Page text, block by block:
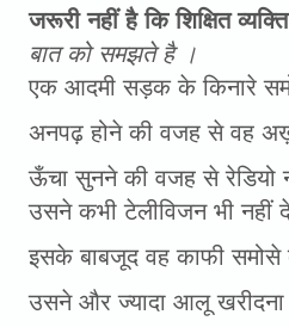
जरूरी नहीं है कि शिक्षित
बात को समझते है ।
एक आदमी सड़क के किनारे
अनपढ़ होने की वजह से वह
ऊँचा सुनने की वजह से
उसने कभी टेलीविजन भी नहीं
इसके बाबजूद वह काफी समोसे
उसने और ज्यादा आलू